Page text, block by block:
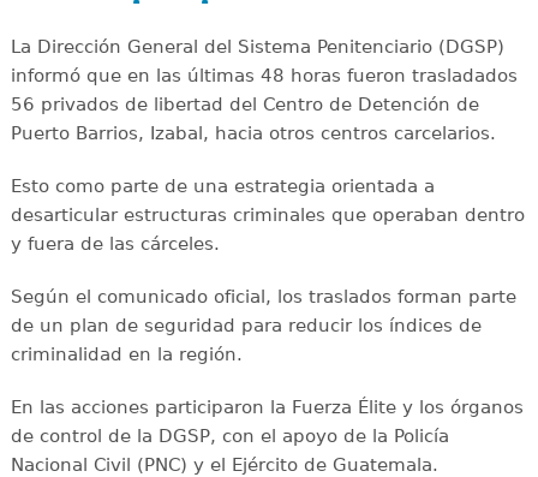
La Dirección General del Sistema Penitenciario (DGSP)
informó que en las últimas 48 horas fueron trasladados
56 privados de libertad del Centro de Detención de
Puerto Barrios, Izabal, hacia otros centros carcelarios.
Esto como parte de una estrategia orientada a
desarticular estructuras criminales que operaban dentro
y fuera de las cárceles.
Según el comunicado oficial, los traslados forman parte
de un plan de seguridad para reducir los índices de
criminalidad en la región.
En las acciones participaron la Fuerza Élite y los órganos
de control de la DGSP, con el apoyo de la Policía
Nacional Civil (PNC) y el Ejército de Guatemala.